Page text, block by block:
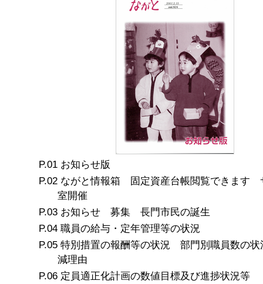
お知らせ版
ながと情報箱 固定資産台帳閲覧できます
室開催
お知らせ 募集 長門市民の誕生
職員の給与・定年管理等の状況
特別措置の報酬等の状況 部門別職員数の状
減理由
定員適正化計画の数値目標及び進捗状況等